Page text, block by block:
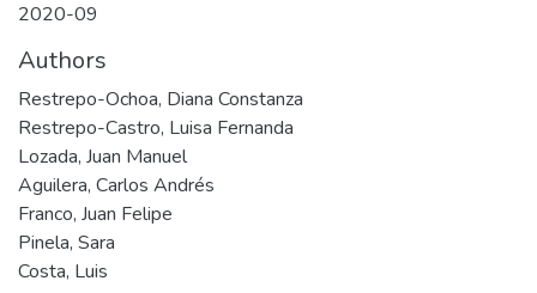
2020-09
Authors
Restrepo-Ochoa, Diana Constanza
Restrepo-Castro, Luisa Fernanda
Lozada, Juan Manuel
Aguilera, Carlos Andrés
Franco, Juan Felipe
Pinela, Sara
Costa, Luis